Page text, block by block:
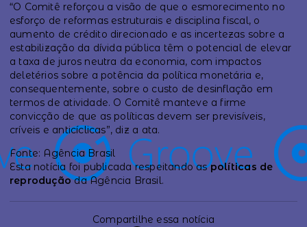
“O Comitê reforçou a visão de que o esmorecimento no
esforço de reformas estruturais e disciplina fiscal, o
aumento de crédito direcionado e as incertezas sobre a
estabilização da dívida pública têm o potencial de elevar
a taxa de juros neutra da economia, com impactos
deletérios sobre a potência da política monetária e,
consequentemente, sobre o custo de desinflação em
termos de atividade. O Comitê manteve a firme
convicção de que as políticas devem ser previsíveis,
críveis e anticíclicas”, diz a ata.
Fonte: Agência Brasil
Esta notícia foi publicada respeitando aspolíticas de
reproduçãoda Agência Brasil.
Compartilhe essa notícia